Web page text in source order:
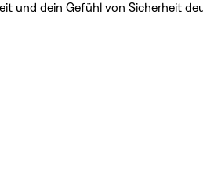
und dein Gefühl von Sicherheit